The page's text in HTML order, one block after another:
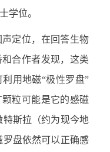
学位。
定位，在回答生物
合作者发现，这类
用地磁“极性罗盘”
粒可能是它的感磁
特斯拉（约为现今地
盘依然可以正确感